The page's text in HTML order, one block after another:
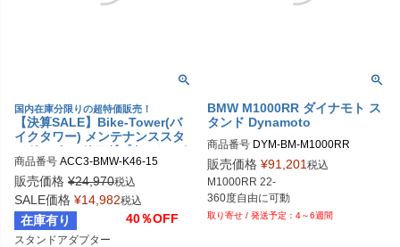
国内在庫分限りの超特価販売！
【決算SALE】Bike-Tower(バ
イクタワー) メンテナンススタ
ンド スタンドアダプターセット
BMW S 1000 RR (2015-2018)
商品番号 ACC3-BMW-K46-15
販売価格 ¥24,970税込
SALE価格 ¥14,982税込
在庫有り 40％OFF
スタンドアダプター
BMW M1000RR ダイナモト ス
タンド Dynamoto
商品番号
販売価格 ¥91,201税込
M1000RR 22-
4～6週間